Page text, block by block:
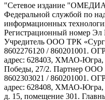
"Сетевое издание
Федеральной службой по
информационных
Регистрационный номер
Учредитель ООО ТРК
8602276120 / 860201001.
адрес: 628403, ХМАО-Югра,
Победы, 27/2. Партнер
8602303021 / 860201001.
адрес: 628408, ХМАО-Югра,
д. 15, помещение 301.